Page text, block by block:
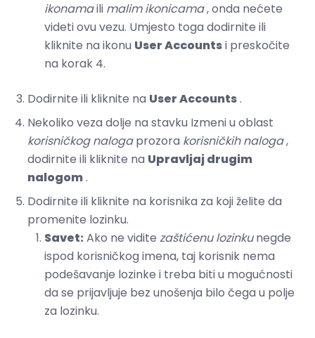
ikonamaili malim ikonicama, onda nećete
videti ovu vezu. Umjesto toga dodirnite ili
kliknite na ikonu User Accountsi preskočite
na korak 4.
Dodirnite ili kliknite na User Accounts.
Nekoliko veza dolje na stavku Izmeni u oblast
korisničkog nalogaprozora korisničkih naloga,
dodirnite ili kliknite na Upravljaj drugim
nalogom.
Dodirnite ili kliknite na korisnika za koji želite da
promenite lozinku.
Savet: Ako ne vidite zaštićenu lozinkunegde
ispod korisničkog imena, taj korisnik nema
podešavanje lozinke i treba biti u mogućnosti
da se prijavljuje bez unošenja bilo čega u polje
za lozinku.